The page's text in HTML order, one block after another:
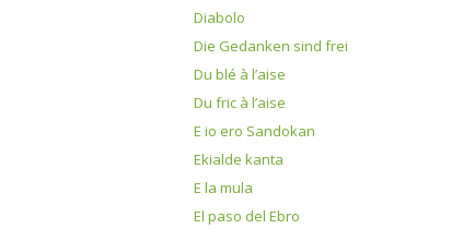
Diabolo
Die Gedanken sind frei
Du blé à l’aise
Du fric à l’aise
E io ero Sandokan
Ekialde kanta
E la mula
El paso del Ebro